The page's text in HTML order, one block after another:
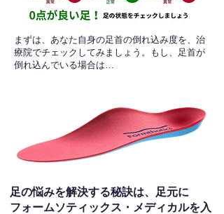
​まずは、あなた自身の足首の倒れ込み度を、治
療院でチェックしてみましょう。もし、足首が
倒れ込んでいる場合は…
足の悩みを解決する秘訣は、足元に
フォームソティックス・メディカルを入